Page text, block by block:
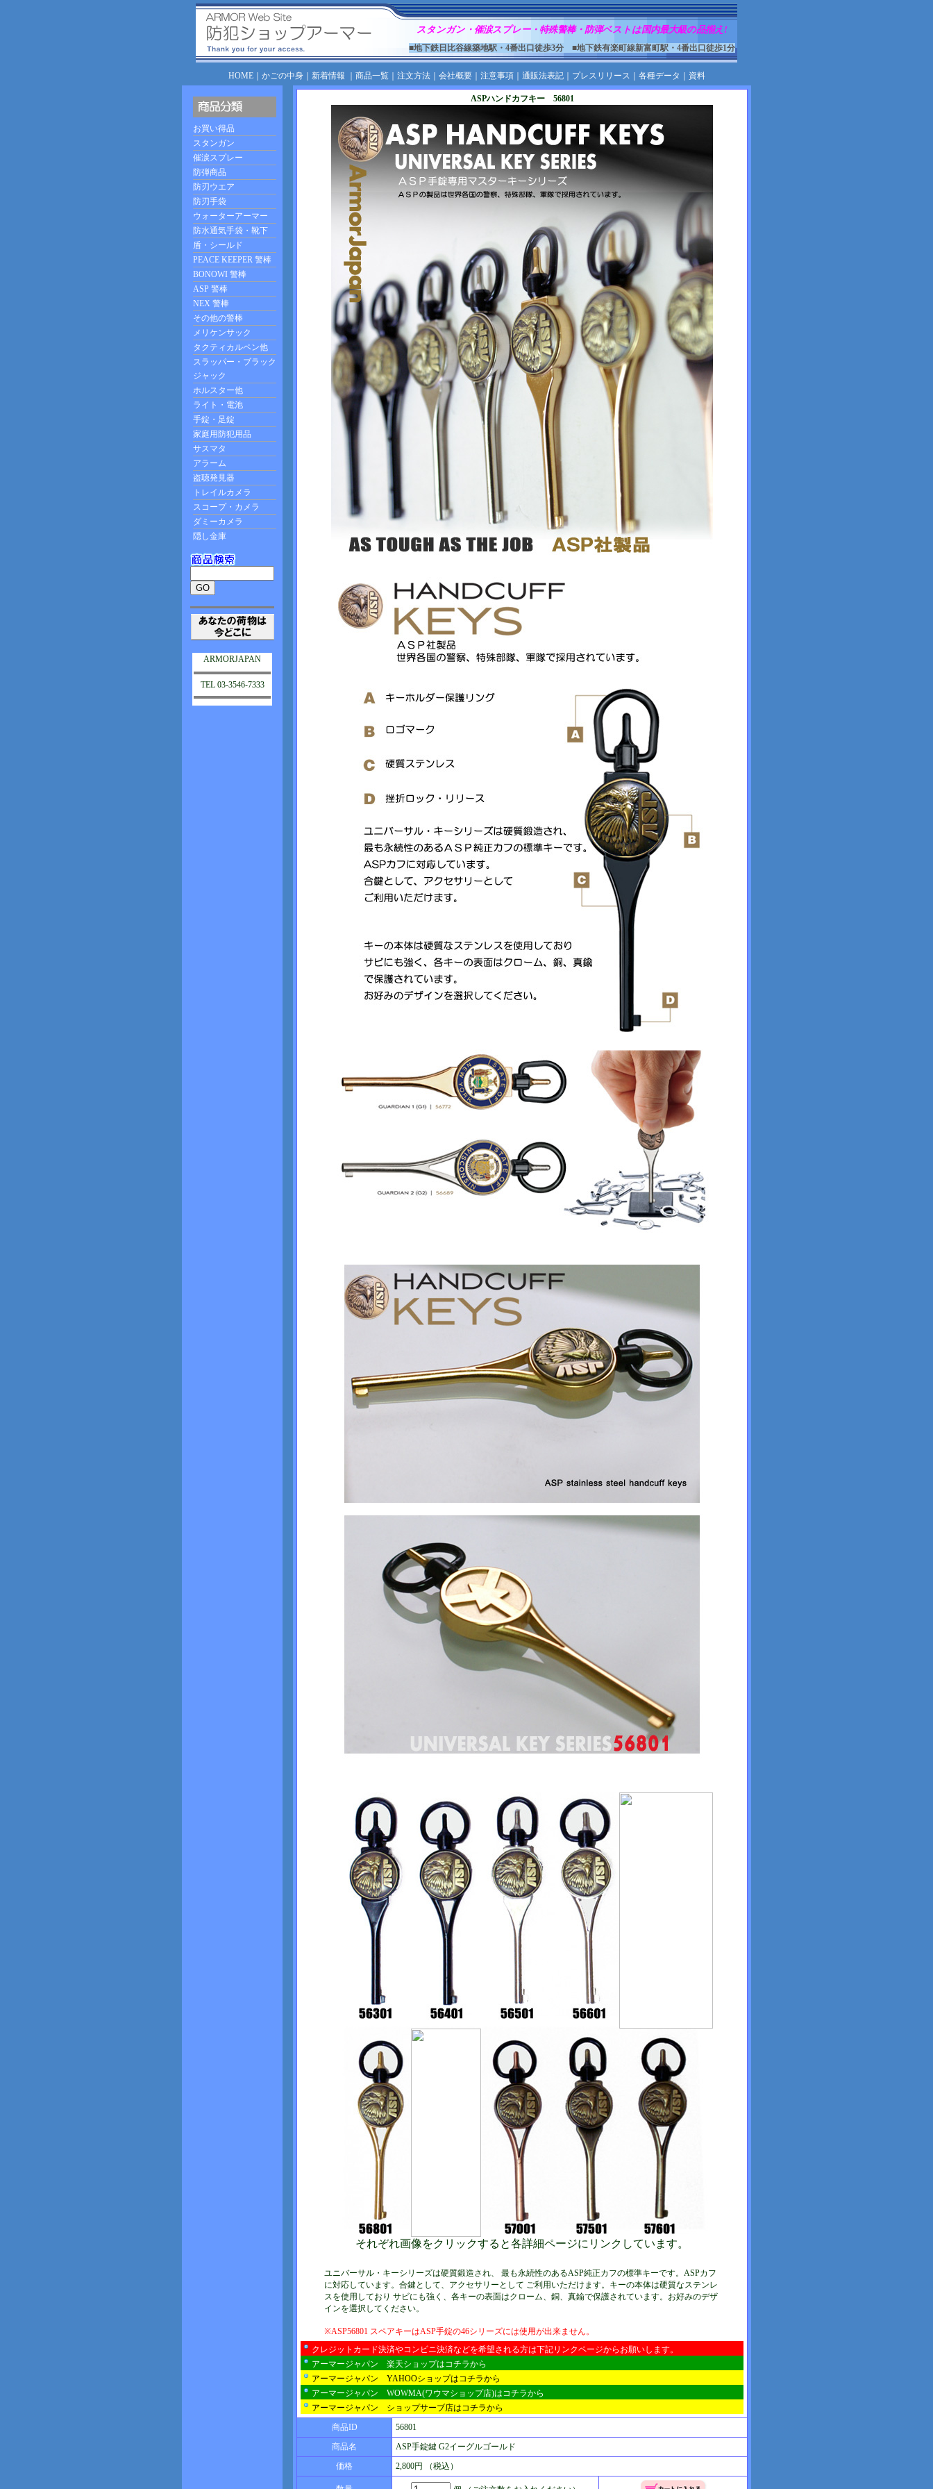
スタンガン・催涙スプレー・特殊警棒・防弾ベストは国内最大級の品揃え!
■地下鉄日比谷線築地駅・4番出口徒歩3分 ■地下鉄有楽町線新富町駅・4番出口徒歩1分
HOME｜ かごの中身｜ 新着情報 商品一覧｜ 注文方法｜ 会社概要｜ 注意事項｜ 通販法表記｜ プレスリリース 各種データ 資料
ARMORJAPAN
TEL 03-3546-7333
ASPハンドカフキー 56801
それぞれ画像をクリックすると各詳細ページにリンクしています。
ユニバーサル・キーシリーズは硬質鍛造され、 最も永続性のあるASP純正カフの標準キーです。ASPカフ
に対応しています。合鍵として、アクセサリーとして ご利用いただけます。キーの本体は硬質なステンレ
スを使用しており サビにも強く、各キーの表面はクローム、銅、真鍮で保護されています。お好みのデザ
インを選択してください。
※ASP56801 スペアキーはASP手錠の46シリーズには使用が出来ません。
クレジットカード決済やコンビニ決済などを希望される方は下記リンクページからお願いします。
アーマージャパン 楽天ショップはコチラから
アーマージャパン YAHOOショップはコチラから
アーマージャパン WOWMA(ワウマショップ店)はコチラから
アーマージャパン ショップサーブ店はコチラから
商品ID
56801
商品名
ASP手錠鍵 G2イーグルゴールド
価格
2,800円 （税込）